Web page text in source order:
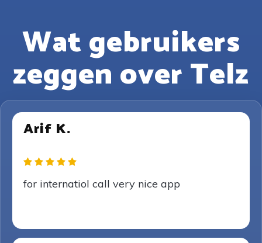
Wat gebruikers
zeggen over Telz
Arif K.
for internatiol call very nice app